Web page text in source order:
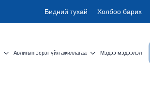
Бидний тухай
Холбоо барих
Авлигын эсрэг үйл ажиллагаа Мэдээ мэдээлэл